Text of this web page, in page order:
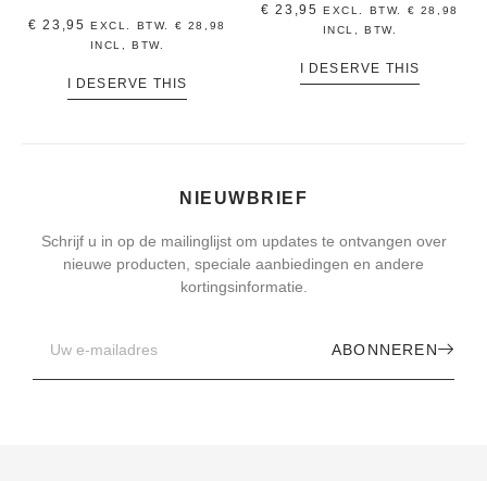
€ 23,95 EXCL. BTW. € 28,98
INCL, BTW.
I DESERVE THIS
€ 23,95 EXCL. BTW. € 28,98
INCL, BTW.
I DESERVE THIS
NIEUWBRIEF
Schrijf u in op de mailinglijst om updates te ontvangen over
nieuwe producten, speciale aanbiedingen en andere
kortingsinformatie.
ABONNEREN